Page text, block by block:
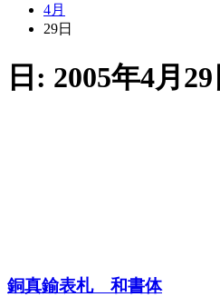
4月
29日
日: 2005年4月29
銅真鍮表札 和書体